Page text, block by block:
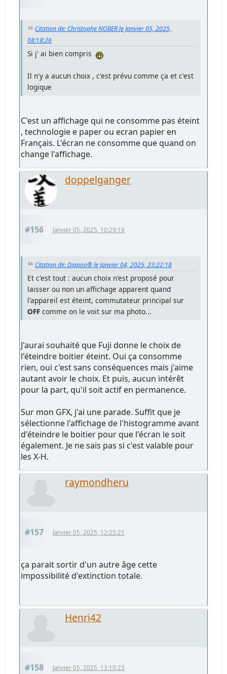
Citation de: Christophe NOBER le Janvier 05, 2025,
08:18:26
Si j' ai bien compris
Il n'y a aucun choix , c'est prévu comme ça et c'est
logique
C'est un affichage qui ne consomme pas éteint
, technologie e paper ou ecran papier en
Français. L'écran ne consomme que quand on
change l'affichage.
doppelganger
#156 Janvier 05, 2025, 10:29:19
Citation de: Diapoo® le Janvier 04, 2025, 23:22:18
Et c'est tout : aucun choix n'est proposé pour
laisser ou non un affichage apparent quand
l'appareil est éteint, commutateur principal sur
OFF comme on le voit sur ma photo...
J'aurai souhaité que Fuji donne le choix de
l'éteindre boitier éteint. Oui ça consomme
rien, oui c'est sans conséquences mais j'aime
autant avoir le choix. Et puis, aucun intérêt
pour la part, qu'il soit actif en permanence.
Sur mon GFX, j'ai une parade. Suffit que je
sélectionne l'affichage de l'histogramme avant
d'éteindre le boitier pour que l'écran le soit
également. Je ne sais pas si c'est valable pour
les X-H.
raymondheru
#157 Janvier 05, 2025, 12:25:21
ça parait sortir d'un autre âge cette
impossibilité d'extinction totale.
Henri42
#158 Janvier 05, 2025, 13:10:23